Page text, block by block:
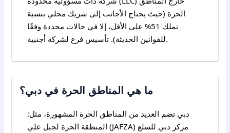
الحرة (حيث يحتاج الأجانب إلى شريك محلي بنسبة
تملك 51% على الأقل، إلا في حالات محددة وفقًا
للقوانين الحديثة). تأسيس فرع لشركة أجنبية.
ما هي المناطق الحرة في دبي؟
دبي تضم العديد من المناطق الحرة المشهورة، مثل:
المنطقة الحرة لجبل علي (JAFZA) مركز دبي للسلع